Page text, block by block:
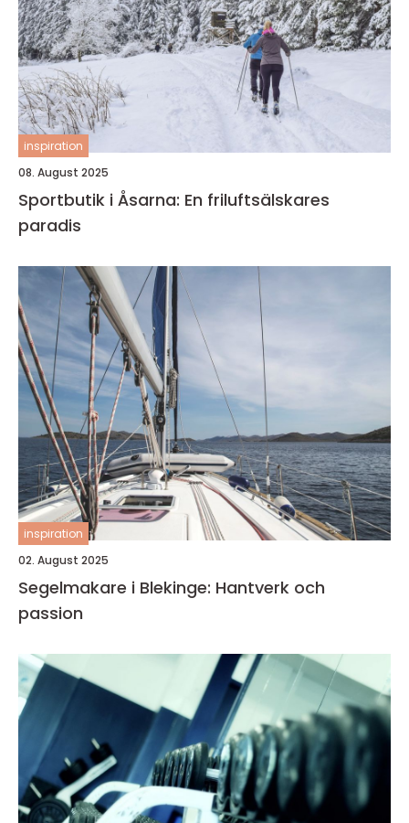
inspiration
08. August 2025
Sportbutik i Åsarna: En friluftsälskares
paradis
inspiration
02. August 2025
Segelmakare i Blekinge: Hantverk och
passion